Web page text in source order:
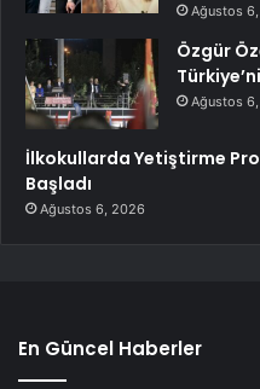
Ağustos
Özgür
Ağustos
İlkokullarda Yetiştirme
Başladı
Ağustos 6, 2026
En Güncel Haberler